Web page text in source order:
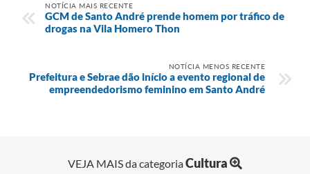
NOTÍCIA MAIS RECENTE
GCM de Santo André prende homem por tráfico de
drogas na Vila Homero Thon
NOTÍCIA MENOS RECENTE
Prefeitura e Sebrae dão início a evento regional de
empreendedorismo feminino em Santo André
VEJA MAIS da categoriaCultura